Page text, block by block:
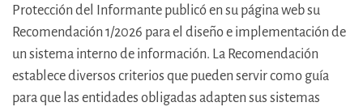
Protección del Informante publicó en su página web su
Recomendación 1/2026 para el diseño e implementación de
un sistema interno de información. La Recomendación
establece diversos criterios que pueden servir como guía
para que las entidades obligadas adapten sus sistemas